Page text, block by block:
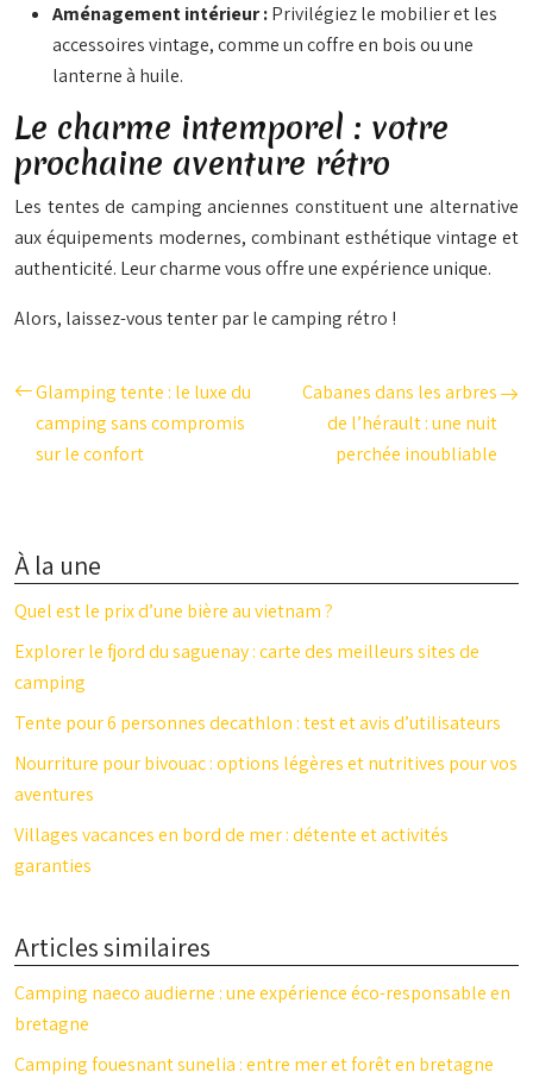
Aménagement intérieur :Privilégiez le mobilier et les
accessoires vintage, comme un coffre en bois ou une
lanterne à huile.
Le charme intemporel : votre
prochaine aventure rétro
Les tentes de camping anciennes constituent une alternative
aux équipements modernes, combinant esthétique vintage et
authenticité. Leur charme vous offre une expérience unique.
Alors, laissez-vous tenter par le camping rétro !
Glamping tente : le luxe du
camping sans compromis
sur le confort
Cabanes dans les arbres
de l’hérault : une nuit
perchée inoubliable
À la une
Quel est le prix d’une bière au vietnam ?
Explorer le fjord du saguenay : carte des meilleurs sites de
camping
Tente pour 6 personnes decathlon : test et avis d’utilisateurs
Nourriture pour bivouac : options légères et nutritives pour vos
aventures
Villages vacances en bord de mer : détente et activités
garanties
Articles similaires
Camping naeco audierne : une expérience éco-responsable en
bretagne
Camping fouesnant sunelia : entre mer et forêt en bretagne